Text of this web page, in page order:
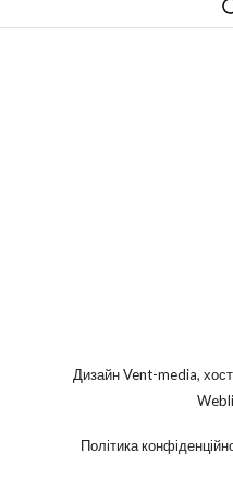
ДизайнVent-media,
Політика